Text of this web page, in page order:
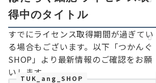
得中のタイトル
すでにライセンス取得期間が過ぎてい
る場合もございます。以下「つかんぐ
SHOP」より最新情報のご確認をお願
いします。
TUK_ang_SHOP